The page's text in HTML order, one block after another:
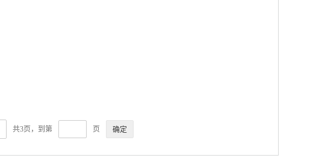
共3页，到第 页